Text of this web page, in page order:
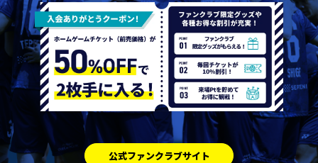
公式ファンクラブサイト